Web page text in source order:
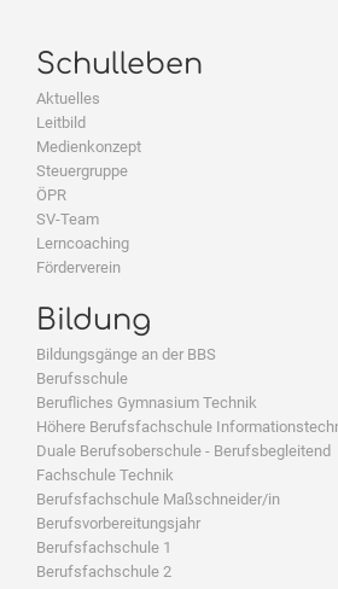
Schulleben
Aktuelles
Leitbild
Medienkonzept
Steuergruppe
ÖPR
SV-Team
Lerncoaching
Förderverein
Bildung
Bildungsgänge an der BBS
Berufsschule
Berufliches Gymnasium Technik
Höhere Berufsfachschule
Duale Berufsoberschule - Berufsbegleitend
Fachschule Technik
Berufsfachschule Maßschneider/in
Berufsvorbereitungsjahr
Berufsfachschule 1
Berufsfachschule 2